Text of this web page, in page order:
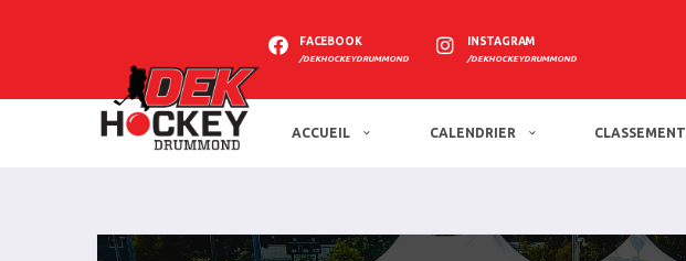
FACEBOOK
/DEKHOCKEYDRUMMOND
INSTAGRAM
/DEKHOCKEYDRUMMOND
ACCUEIL CALENDRIER CLASSEMENT